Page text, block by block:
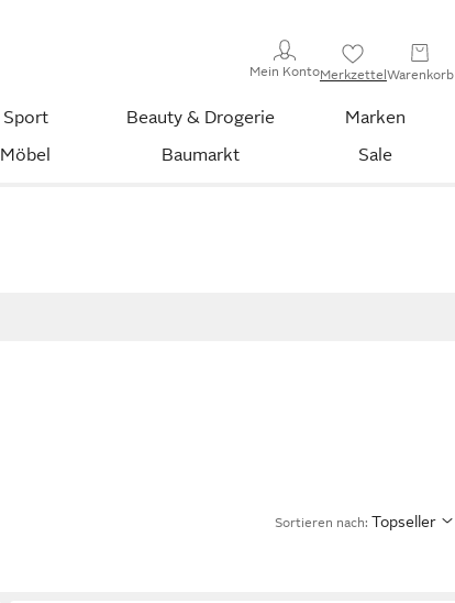
Mein KontoMerkzettelWarenkorb
Sport Beauty & Drogerie
Marken
Möbel Baumarkt Sale
Sortieren nach: Topseller